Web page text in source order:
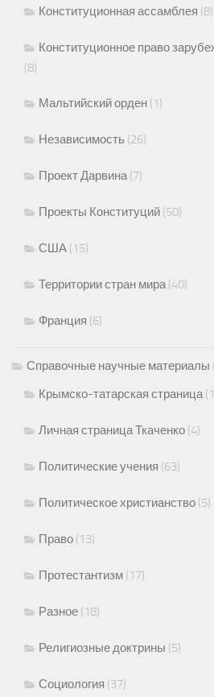
Конституционная ассамблея (8)
Конституционное право
(8)
Мальтийский орден (1)
Независимость (26)
Проект Дарвина(7)
Проекты Конституций (50)
США (15)
Территории стран мира(40)
Франция (6)
Справочные научные материалы
Крымско-татарская страница
Личная страница Ткаченко (4)
Политические учения (63)
Политическое христианство (5)
Право (13)
Протестантизм (17)
Разное (18)
Религиозные доктрины (5)
Социология (37)